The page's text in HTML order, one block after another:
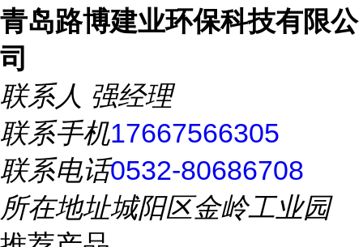
青岛路博建业环保科技有限公
司
联系人 强经理
联系手机17667566305
联系电话0532-80686708
所在地址城阳区金岭工业园